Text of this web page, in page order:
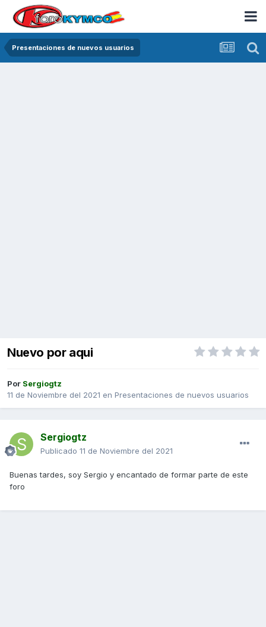
Presentaciones de nuevos usuarios
Nuevo por aqui
Por Sergiogtz
11 de Noviembre del 2021 en Presentaciones de nuevos usuarios
Sergiogtz
Publicado 11 de Noviembre del 2021
Buenas tardes, soy Sergio y encantado de formar parte de este
foro